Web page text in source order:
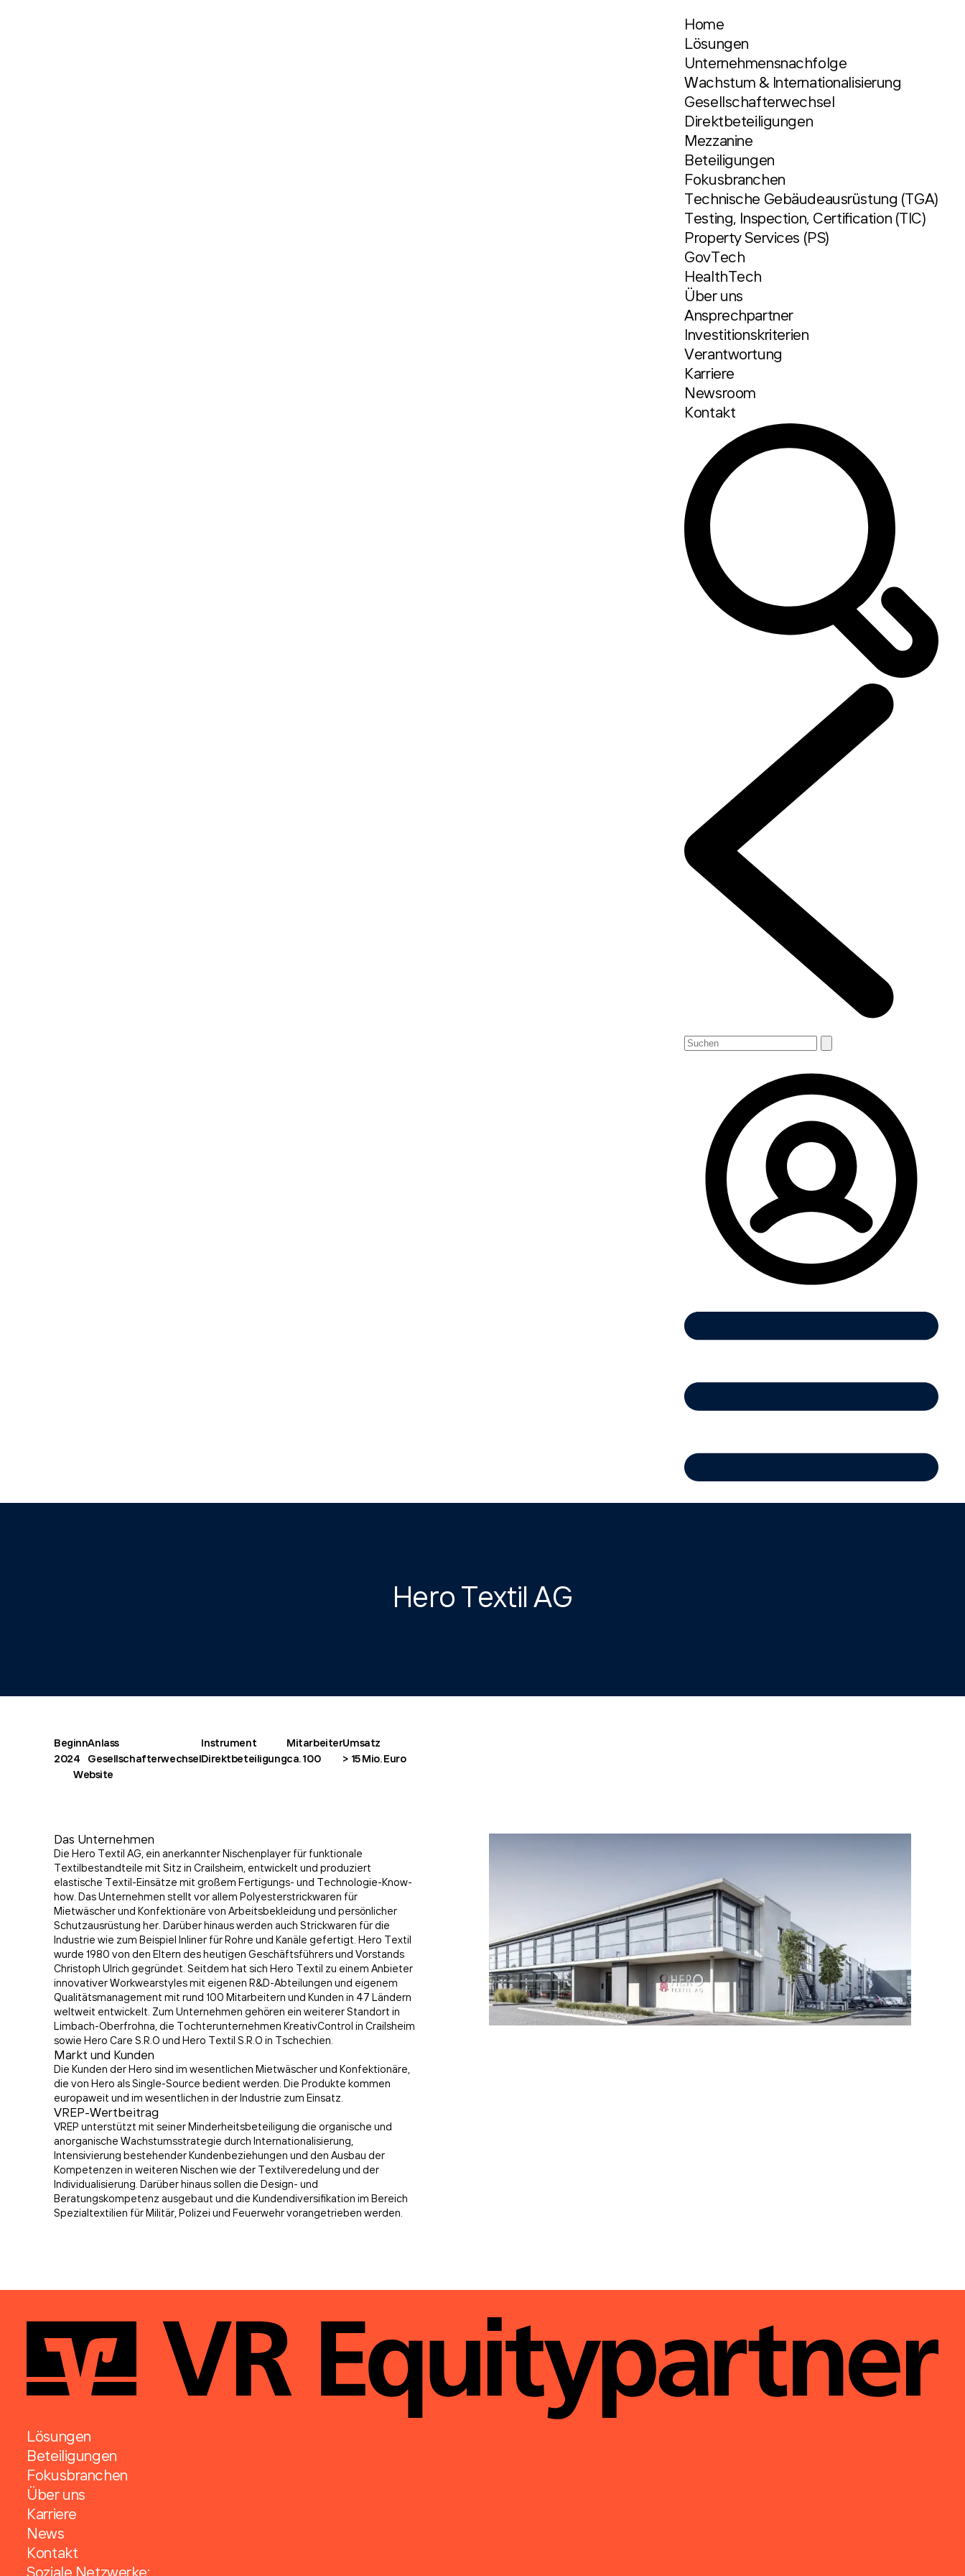
Home
Lösungen
Unternehmensnachfolge
Wachstum & Internationalisierung
Gesellschafterwechsel
Direktbeteiligungen
Mezzanine
Beteiligungen
Fokusbranchen
Technische Gebäudeausrüstung (TGA)
Testing, Inspection, Certification (TIC)
Property Services (PS)
GovTech
HealthTech
Über uns
Ansprechpartner
Investitionskriterien
Verantwortung
Karriere
Newsroom
Kontakt
Hero Textil AG
Beginn
2024
Anlass
Gesellschafterwechsel
Instrument
Direktbeteiligung
Mitarbeiter
ca. 100
Umsatz
> 15 Mio. Euro
Website
Das Unternehmen
Die Hero Textil AG, ein anerkannter Nischenplayer für funktionale
Textilbestandteile mit Sitz in Crailsheim, entwickelt und produziert
elastische Textil-Einsätze mit großem Fertigungs- und Technologie-Know-
how. Das Unternehmen stellt vor allem Polyesterstrickwaren für
Mietwäscher und Konfektionäre von Arbeitsbekleidung und persönlicher
Schutzausrüstung her. Darüber hinaus werden auch Strickwaren für die
Industrie wie zum Beispiel Inliner für Rohre und Kanäle gefertigt. Hero Textil
wurde 1980 von den Eltern des heutigen Geschäftsführers und Vorstands
Christoph Ulrich gegründet. Seitdem hat sich Hero Textil zu einem Anbieter
innovativer Workwearstyles mit eigenen R&D-Abteilungen und eigenem
Qualitätsmanagement mit rund 100 Mitarbeitern und Kunden in 47 Ländern
weltweit entwickelt. Zum Unternehmen gehören ein weiterer Standort in
Limbach-Oberfrohna, die Tochterunternehmen KreativControl in Crailsheim
sowie Hero Care S.R.O und Hero Textil S.R.O in Tschechien.
Markt und Kunden
Die Kunden der Hero sind im wesentlichen Mietwäscher und Konfektionäre,
die von Hero als Single-Source bedient werden. Die Produkte kommen
europaweit und im wesentlichen in der Industrie zum Einsatz.
VREP-Wertbeitrag
VREP unterstützt mit seiner Minderheitsbeteiligung die organische und
anorganische Wachstumsstrategie durch Internationalisierung,
Intensivierung bestehender Kundenbeziehungen und den Ausbau der
Kompetenzen in weiteren Nischen wie der Textilveredelung und der
Individualisierung. Darüber hinaus sollen die Design- und
Beratungskompetenz ausgebaut und die Kundendiversifikation im Bereich
Spezialtextilien für Militär, Polizei und Feuerwehr vorangetrieben werden.
Lösungen
Beteiligungen
Fokusbranchen
Über uns
Karriere
News
Kontakt